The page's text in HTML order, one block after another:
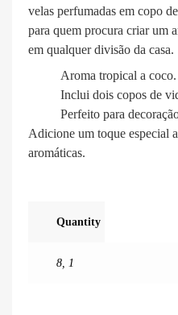
velas perfumadas em copo
para quem procura criar um
em qualquer divisão da casa.
Aroma tropical a coco.
Inclui dois copos de
Perfeito para
Adicione um toque especial
aromáticas.
Quantity
8, 1